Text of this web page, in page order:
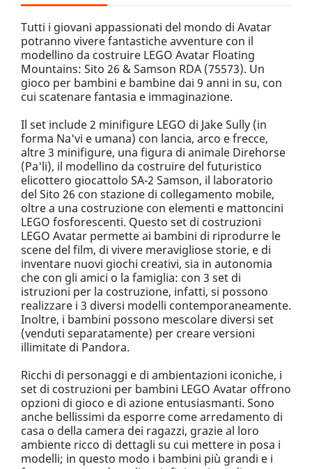
Tutti i giovani appassionati del mondo di Avatar
potranno vivere fantastiche avventure con il
modellino da costruire LEGO Avatar Floating
Mountains: Sito 26 & Samson RDA (75573). Un
gioco per bambini e bambine dai 9 anni in su, con
cui scatenare fantasia e immaginazione.
Il set include 2 minifigure LEGO di Jake Sully (in
forma Na'vi e umana) con lancia, arco e frecce,
altre 3 minifigure, una figura di animale Direhorse
(Pa'li), il modellino da costruire del futuristico
elicottero giocattolo SA-2 Samson, il laboratorio
del Sito 26 con stazione di collegamento mobile,
oltre a una costruzione con elementi e mattoncini
LEGO fosforescenti. Questo set di costruzioni
LEGO Avatar permette ai bambini di riprodurre le
scene del film, di vivere meravigliose storie, e di
inventare nuovi giochi creativi, sia in autonomia
che con gli amici o la famiglia: con 3 set di
istruzioni per la costruzione, infatti, si possono
realizzare i 3 diversi modelli contemporaneamente.
Inoltre, i bambini possono mescolare diversi set
(venduti separatamente) per creare versioni
illimitate di Pandora.
Ricchi di personaggi e di ambientazioni iconiche, i
set di costruzioni per bambini LEGO Avatar offrono
opzioni di gioco e di azione entusiasmanti. Sono
anche bellissimi da esporre come arredamento di
casa o della camera dei ragazzi, grazie al loro
ambiente ricco di dettagli su cui mettere in posa i
modelli; in questo modo i bambini più grandi e i